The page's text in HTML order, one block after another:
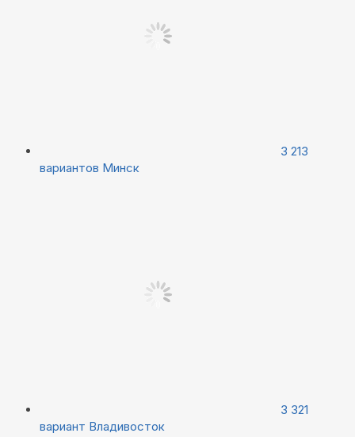
3 213
вариантов Минск
3 321
вариант Владивосток